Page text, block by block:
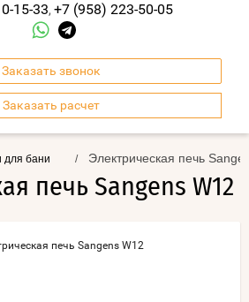
15-33, +7 (958) 223-50-05
Заказать звонок
Заказать расчет
для бани / Электрическая печь
печь Sangens W12